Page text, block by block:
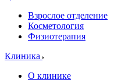
Взрослое отделение
Косметология
Физиотерапия
Клиника
О клинике